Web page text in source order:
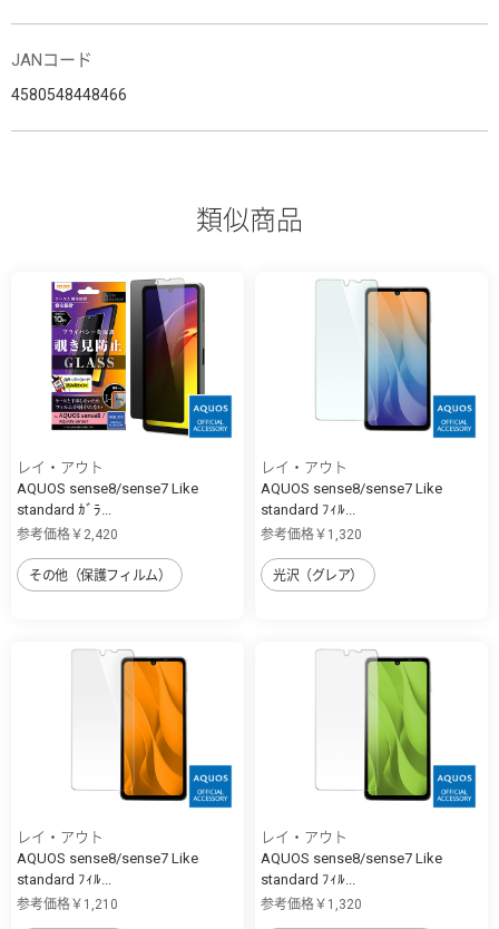
JANコード
4580548448466
類似商品
レイ・アウト
AQUOS sense8/sense7 Like
standard ｶﾞﾗ...
参考価格￥2,420
その他（保護フィルム）
レイ・アウト
AQUOS sense8/sense7 Like
standard ﾌｨﾙ...
参考価格￥1,320
光沢（グレア）
レイ・アウト
AQUOS sense8/sense7 Like
standard ﾌｨﾙ...
参考価格￥1,210
レイ・アウト
AQUOS sense8/sense7 Like
standard ﾌｨﾙ...
参考価格￥1,320